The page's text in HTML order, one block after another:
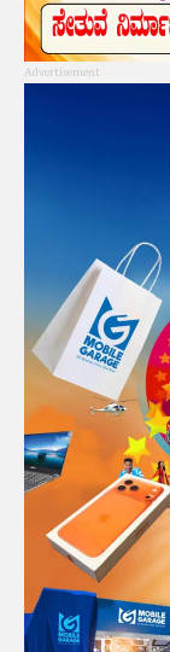
Advertisement